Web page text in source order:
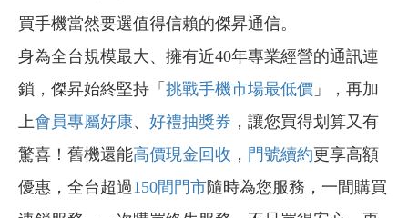
買手機當然要選值得信賴的傑昇通信。
身為全台規模最大、擁有近40年專業經營的通訊連
鎖，傑昇始終堅持「 挑戰手機市場最低價 」，再加
上會員專屬好康、 好禮抽獎券 ，讓您買得划算又有
驚喜！舊機還能高價現金回收 ， 門號續約更享高額
優惠，全台超過150間門市隨時為您服務，一間購買